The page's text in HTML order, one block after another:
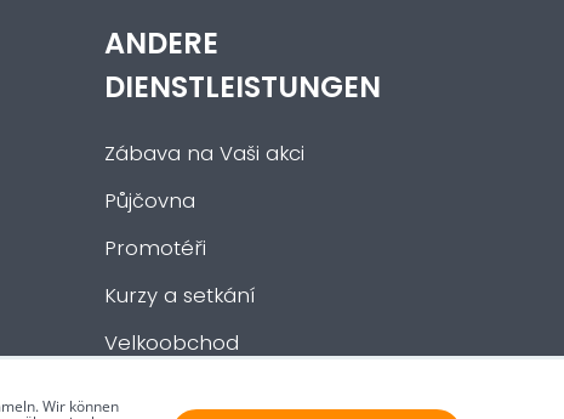
ANDERE
DIENSTLEISTUNGEN
Zábava na Vaši akci
Půjčovna
Promotéři
Kurzy a setkání
Velkoobchod
Wir können